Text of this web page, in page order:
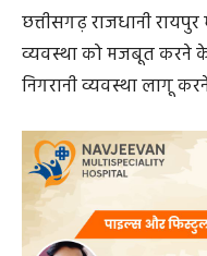
छत्तीसगढ़ राजधानी
व्यवस्था को मजबूत करने
निगरानी व्यवस्था लागू